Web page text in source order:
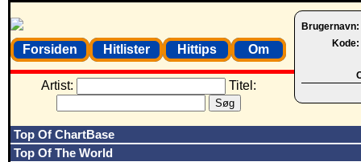
Brugernavn:
Kode:
Forsiden Hitlister Hittips Om
Artist: Titel:
Top Of ChartBase
Top Of The World